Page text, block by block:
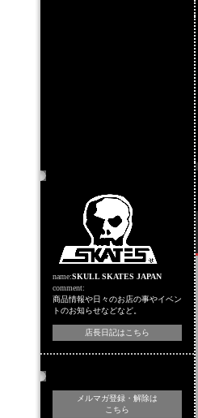
name:SKULL SKATES JAPAN
comment:
商品情報や日々のお店の事やイベン
トのお知らせなどなど。
店長日記はこちら
メルマガ登録・解除は
こちら